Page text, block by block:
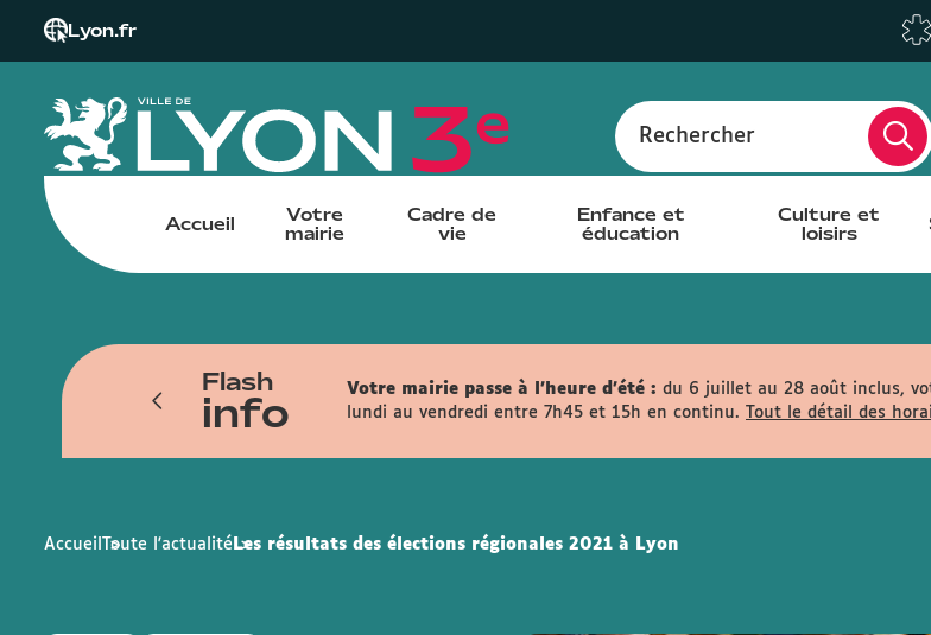
Lyon.fr
Rechercher
Accueil
Votre
mairie
Cadre de
vie
Enfance et
éducation
Culture et
loisirs
Flash
info
du 6 juillet au 13 novembre. Les
la rue de la Part-Dieu, la rue
Votre mairie passe à l'heure d'été : du 6 juillet au 28 août inclus,
lundi au vendredi entre 7h45 et 15h en continu. Tout le détail des
Accueil Toute l'actualité Les résultats des élections régionales 2021 à Lyon